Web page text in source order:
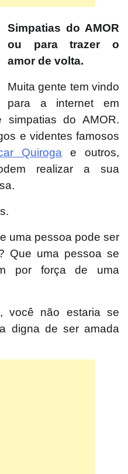
Simpatias do AMOR
ou para trazer o
amor de volta.
Muita gente tem vindo
para a internet em
simpatias do AMOR.
e videntes famosos
Quiroga e outros,
realizar a sua
uma pessoa pode ser
Que uma pessoa se
por força de uma
você não estaria se
digna de ser amada